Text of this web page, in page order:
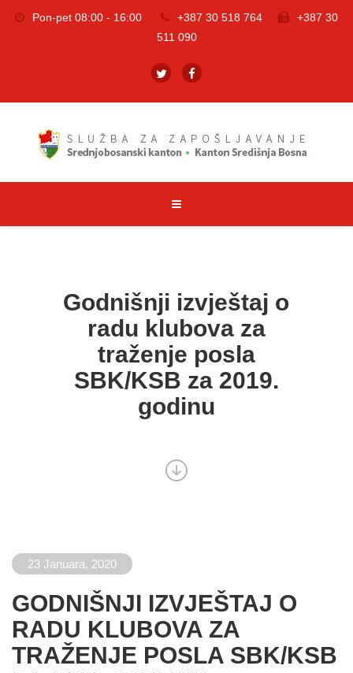
Pon-pet 08:00 - 16:00 +387 30 518 764
+387 30
511 090
Godnišnji izvještaj o
radu klubova za
traženje posla
SBK/KSB za 2019.
godinu
23 Januara, 2020
GODNIŠNJI IZVJEŠTAJ O
RADU KLUBOVA ZA
TRAŽENJE POSLA SBK/KSB